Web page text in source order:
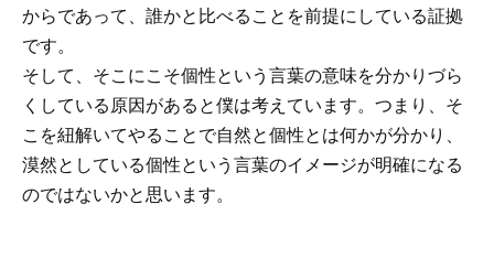
からであって、誰かと比べることを前提にしている証拠
です。
そして、そこにこそ個性という言葉の意味を分かりづら
くしている原因があると僕は考えています。つまり、そ
こを紐解いてやることで自然と個性とは何かが分かり、
漠然としている個性という言葉のイメージが明確になる
のではないかと思います。